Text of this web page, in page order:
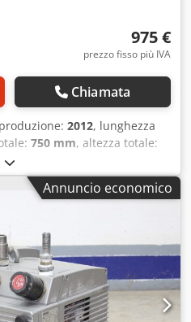
975 €
prezzo fisso più IVA
Chiamata
2012, lunghezza
750 mm, altezza totale:
- Anno di costruzione: 2012 -
No - Marcatura CE presente:
- Numero di serie:
750mm x 750mm x
[kg]: 100kg - Colli di
finanziarie IVA: Il prezzo
Fatturazione differenziata:
Consegna e permuta
per tutte le attrezzature
Peter Stroomberg
Annuncio economico